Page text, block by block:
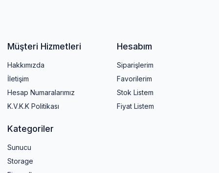
Müşteri Hizmetleri
Hakkımızda
İletişim
Hesap Numaralarımız
K.V.K.K Politikası
Hesabım
Siparişlerim
Favorilerim
Stok Listem
Fiyat Listem
Kategoriler
Sunucu
Storage